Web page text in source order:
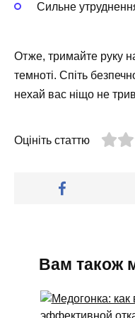
Сильне
Отже, тримайте руку
темноті. Спіть
нехай вас ніщо не
Оцініть статтю
Вам також